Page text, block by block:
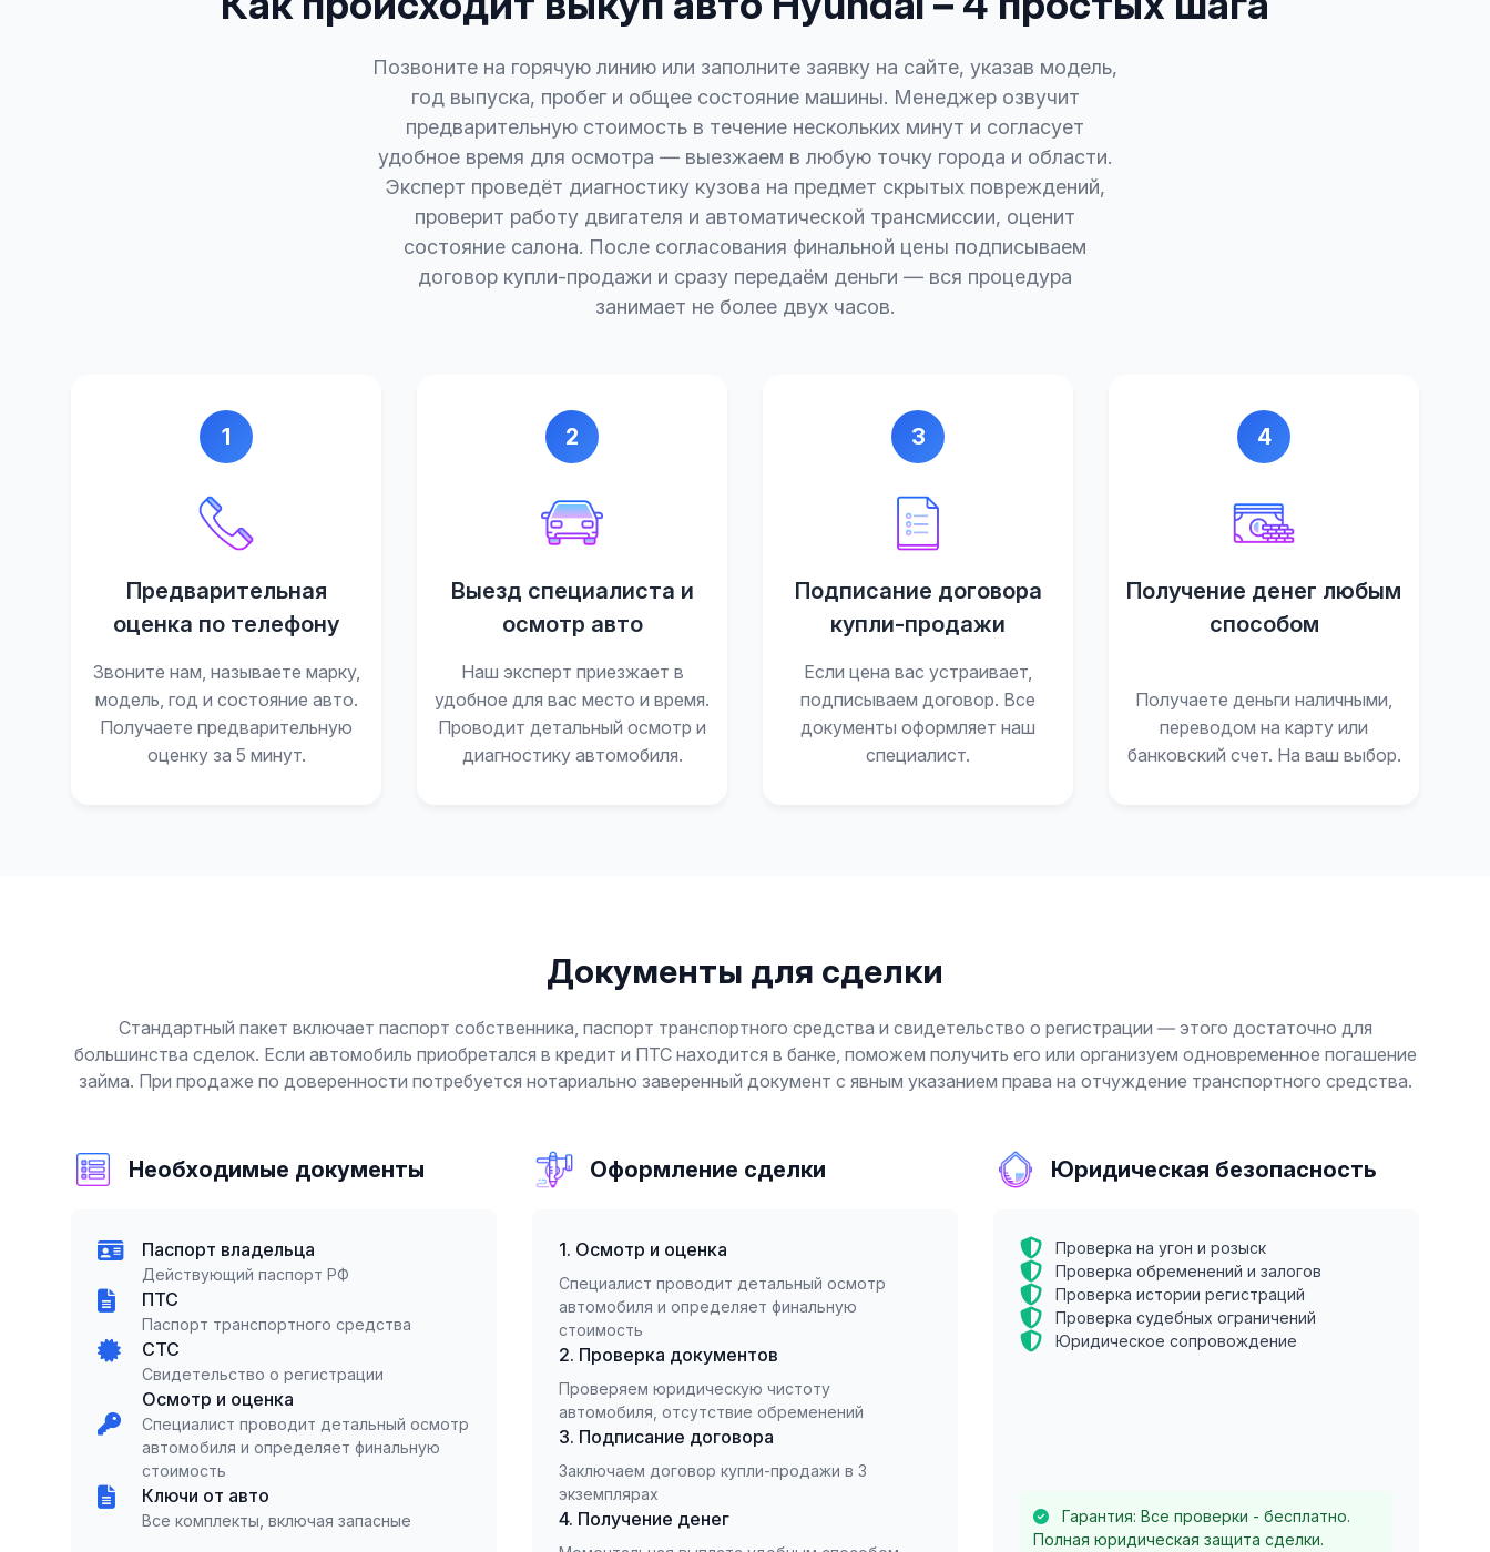
Позвоните на горячую линию или заполните заявку на сайте, указав модель,
год выпуска, пробег и общее состояние машины. Менеджер озвучит
предварительную стоимость в течение нескольких минут и согласует
удобное время для осмотра — выезжаем в любую точку города и области.
Эксперт проведёт диагностику кузова на предмет скрытых повреждений,
проверит работу двигателя и автоматической трансмиссии, оценит
состояние салона. После согласования финальной цены подписываем
договор купли-продажи и сразу передаём деньги — вся процедура
занимает не более двух часов.
1
Предварительная
оценка по телефону
Звоните нам, называете марку,
модель, год и состояние авто.
Получаете предварительную
оценку за 5 минут.
2
Выезд специалиста и
осмотр авто
Наш эксперт приезжает в
удобное для вас место и время.
Проводит детальный осмотр и
диагностику автомобиля.
3
Подписание договора
купли-продажи
Если цена вас устраивает,
подписываем договор. Все
документы оформляет наш
специалист.
4
Получение денег любым
способом
Получаете деньги наличными,
переводом на карту или
банковский счет. На ваш выбор.
Документы для сделки
Стандартный пакет включает паспорт собственника, паспорт транспортного средства и свидетельство о регистрации — этого достаточно для
большинства сделок. Если автомобиль приобретался в кредит и ПТС находится в банке, поможем получить его или организуем одновременное погашение
займа. При продаже по доверенности потребуется нотариально заверенный документ с явным указанием права на отчуждение транспортного средства.
Необходимые документы
Паспорт владельца
Действующий паспорт РФ
ПТС
Паспорт транспортного средства
СТС
Свидетельство о регистрации
Осмотр и оценка
Специалист проводит детальный осмотр
автомобиля и определяет финальную
стоимость
Ключи от авто
Все комплекты, включая запасные
Оформление сделки
1. Осмотр и оценка
Специалист проводит детальный осмотр
автомобиля и определяет финальную
стоимость
2. Проверка документов
Проверяем юридическую чистоту
автомобиля, отсутствие обременений
3. Подписание договора
Заключаем договор купли-продажи в 3
экземплярах
4. Получение денег
Юридическая безопасность
Проверка на угон и розыск
Проверка обременений и залогов
Проверка истории регистраций
Проверка судебных ограничений
Юридическое сопровождение
Гарантия: Все проверки - бесплатно.
Полная юридическая защита сделки.